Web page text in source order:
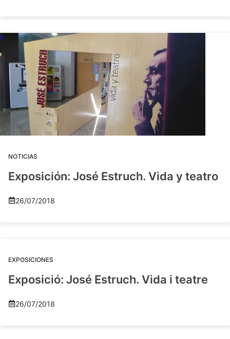
NOTICIAS
Exposición: José Estruch. Vida y teatro
26/07/2018
EXPOSICIONES
Exposició: José Estruch. Vida i teatre
26/07/2018